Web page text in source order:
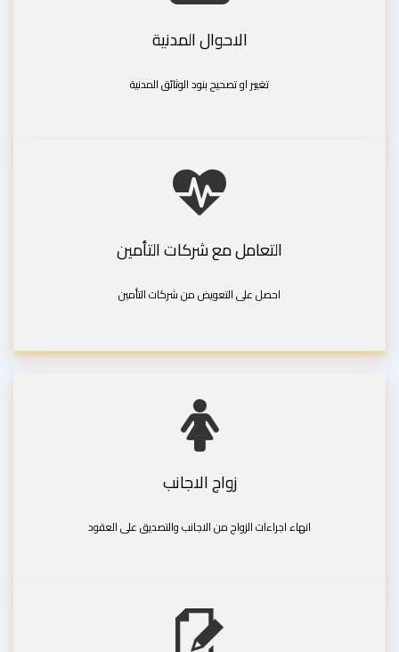
الاحوال المدنية
تغيير او تصحيح بنود الوثائق المدنية
التعامل مع شركات التأمين
احصل على التعويض من شركات التأمين
زواج الاجانب
انهاء اجراءات الزواج من الاجانب والتصديق على العقود